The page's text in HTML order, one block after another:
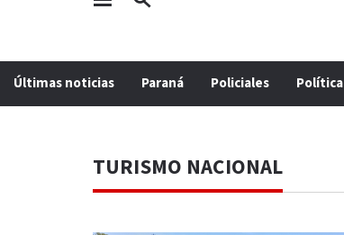
Últimas noticias Paraná Policiales Política
TURISMO NACIONAL